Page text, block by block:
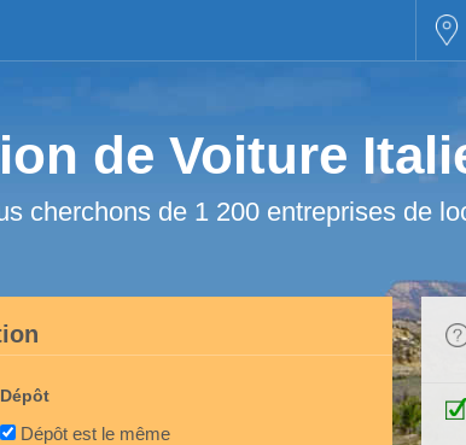
de Voiture
cherchons de 1 200 entreprises de
Dépôt
Dépôt est le même